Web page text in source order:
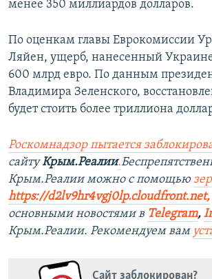
менее 350 миллиардов долларов.
По оценкам главы Еврокомиссии
Ляйен, ущерб, нанесенный
600 млрд евро. По данным
Владимира Зеленского,
будет стоить более триллиона
Роскомнадзор пытается
сайтуКрым.Реалии.
Крым.Реалии можно с помощью
https://d2lv9hr4vgj0lp.cloudfront.net,
основными новостями в Telegram,
Крым.Реалии. Рекомендуем вам
Сайт заблокирован?